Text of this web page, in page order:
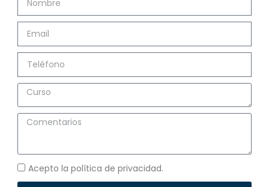
Acepto la política de privacidad.